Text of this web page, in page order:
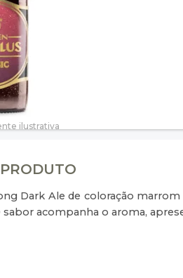
Dark Ale de coloração
sabor acompanha o aroma,